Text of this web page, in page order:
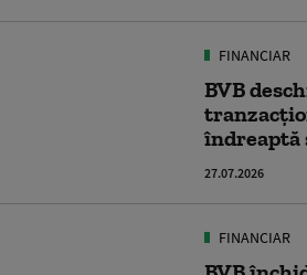
FINANCIAR
BVB
îndreaptă
27.07.2026
FINANCIAR